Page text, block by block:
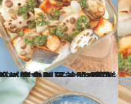
、肌の調子がイマイチ そんな時は【肌の悩み別】3つの薬膳レシピで食べる美肌ケア
メ